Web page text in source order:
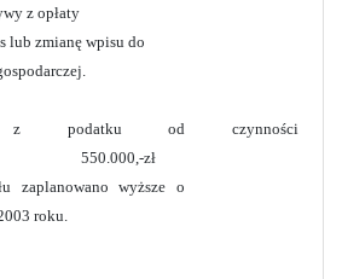
z opłaty
lub zmianę wpisu do
podatku od czynności
550.000,-zł
zaplanowano wyższe o
roku.